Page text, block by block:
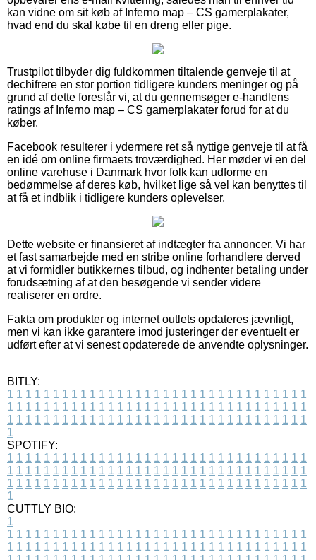
kan vidne om sit køb af Inferno map – CS gamerplakater,
hvad end du skal købe til en dreng eller pige.
Trustpilot tilbyder dig fuldkommen tiltalende genveje til at
dechifrere en stor portion tidligere kunders meninger og på
grund af dette foreslår vi, at du gennemsøger e-handlens
ratings af Inferno map – CS gamerplakater forud for at du
køber.
Facebook resulterer i ydermere ret så nyttige genveje til at få
en idé om online firmaets troværdighed. Her møder vi en del
online varehuse i Danmark hvor folk kan udforme en
bedømmelse af deres køb, hvilket lige så vel kan benyttes til
at få et indblik i tidligere kunders oplevelser.
Dette website er finansieret af indtægter fra annoncer. Vi har
et fast samarbejde med en stribe online forhandlere derved
at vi formidler butikkernes tilbud, og indhenter betaling under
forudsætning af at den besøgende vi sender videre
realiserer en ordre.
Fakta om produkter og internet outlets opdateres jævnligt,
men vi kan ikke garantere imod justeringer der eventuelt er
udført efter at vi senest opdaterede de anvendte oplysninger.
BITLY:
1 1 1 1 1 1 1 1 1 1 1 1 1 1 1 1 1 1 1 1 1 1 1 1 1 1 1 1 1 1 1 1 1
1 1 1 1 1 1 1 1 1 1 1 1 1 1 1 1 1 1 1 1 1 1 1 1 1 1 1 1 1 1 1 1 1
1 1 1 1 1 1 1 1 1 1 1 1 1 1 1 1 1 1 1 1 1 1 1 1 1 1 1 1 1 1 1 1 1
1
SPOTIFY:
1 1 1 1 1 1 1 1 1 1 1 1 1 1 1 1 1 1 1 1 1 1 1 1 1 1 1 1 1 1 1 1 1
1 1 1 1 1 1 1 1 1 1 1 1 1 1 1 1 1 1 1 1 1 1 1 1 1 1 1 1 1 1 1 1 1
1 1 1 1 1 1 1 1 1 1 1 1 1 1 1 1 1 1 1 1 1 1 1 1 1 1 1 1 1 1 1 1 1
1
CUTTLY BIO:
1
1 1 1 1 1 1 1 1 1 1 1 1 1 1 1 1 1 1 1 1 1 1 1 1 1 1 1 1 1 1 1 1 1
1 1 1 1 1 1 1 1 1 1 1 1 1 1 1 1 1 1 1 1 1 1 1 1 1 1 1 1 1 1 1 1 1